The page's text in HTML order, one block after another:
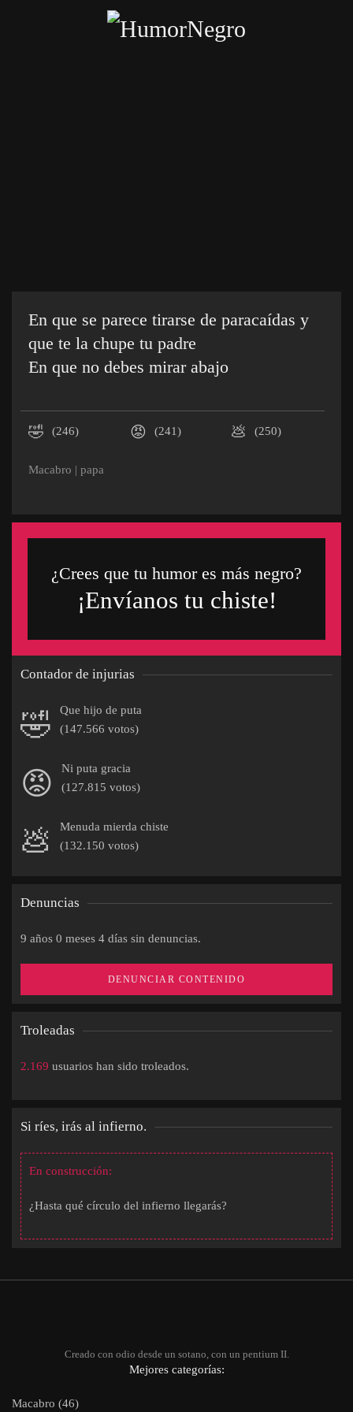
En que se parece tirarse de paracaídas y
que te la chupe tu padre
En que no debes mirar abajo
🤣 (246) 😡 (241) 💩 (250)
Macabro | papa
¿Crees que tu humor es más negro?
¡Envíanos tu chiste!
Contador de injurias
🤣
Que hijo de puta
(147.566 votos)
😡
Ni puta gracia
(127.815 votos)
💩
Menuda mierda chiste
(132.150 votos)
Denuncias
9 años 0 meses 4 días sin denuncias.
DENUNCIAR CONTENIDO
Troleadas
2.169 usuarios han sido troleados.
Si ríes, irás al infierno.
En construcción:
¿Hasta qué círculo del infierno llegarás?
Creado con odio desde un sotano, con un pentium II.
Mejores categorías:
Macabro (46)